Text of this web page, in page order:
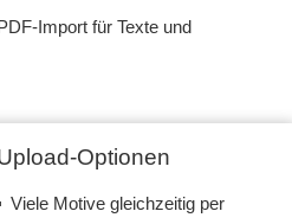
Import für Texte und
Optionen
Viele Motive gleichzeitig per